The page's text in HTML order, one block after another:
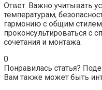
Ответ: Важно учитывать
температурам,
гармонию с общим стилем
проконсультироваться с
сочетания и монтажа.
0
Понравилась статья?
Вам также может быть